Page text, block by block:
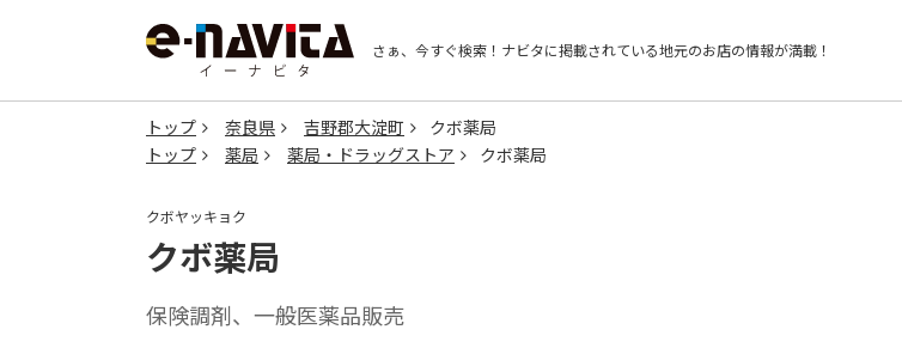
さぁ、今すぐ検索！ ナビタに掲載されている地元のお店の情報が満載！
トップ 奈良県 吉野郡大淀町
クボ薬局
トップ
薬局 薬局・ドラッグストア クボ薬局
クボヤッキョク
クボ薬局
保険調剤、一般医薬品販売